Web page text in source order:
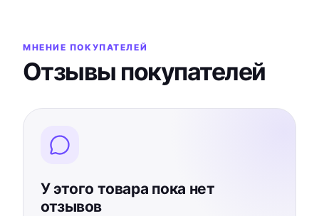
МНЕНИЕ ПОКУПАТЕЛЕЙ
Отзывы покупателей
У этого товара пока нет
отзывов